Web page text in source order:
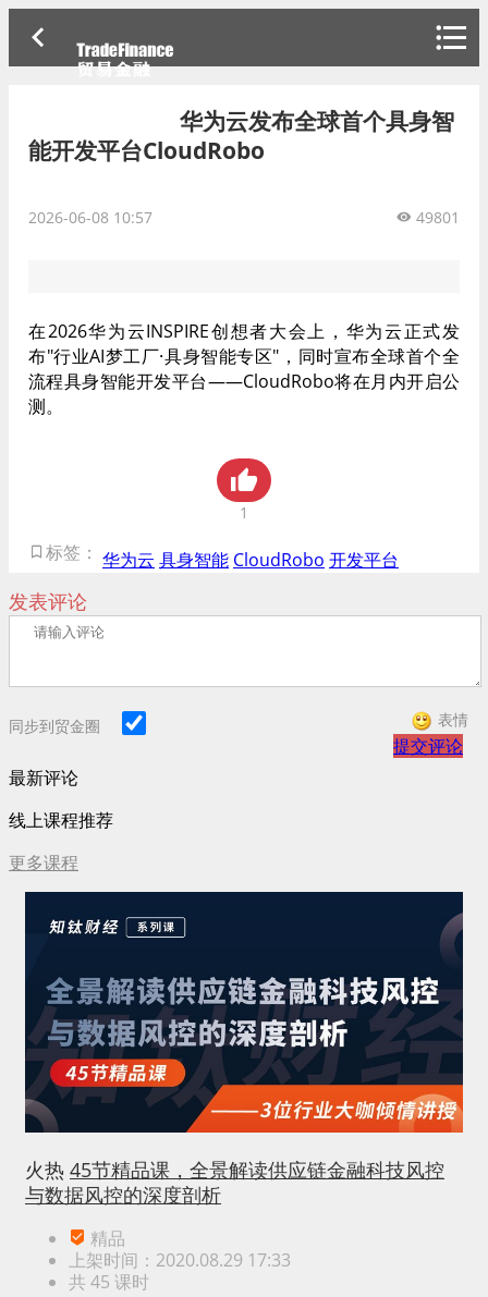
华为云发布全球首个具身智
能开发平台CloudRobo
2026-06-08 10:57 49801
在2026华为云INSPIRE创想者大会上，华为云正式发
布"行业AI梦工厂·具身智能专区"，同时宣布全球首个全
流程具身智能开发平台——CloudRobo将在月内开启公
测。
1
标签： 华为云 具身智能 CloudRobo 开发平台
发表评论
同步到贸金圈 表情
提交评论
最新评论
线上课程推荐
更多课程
火热 45节精品课，全景解读供应链金融科技风控
与数据风控的深度剖析
精品
上架时间：2020.08.29 17:33
共 45 课时